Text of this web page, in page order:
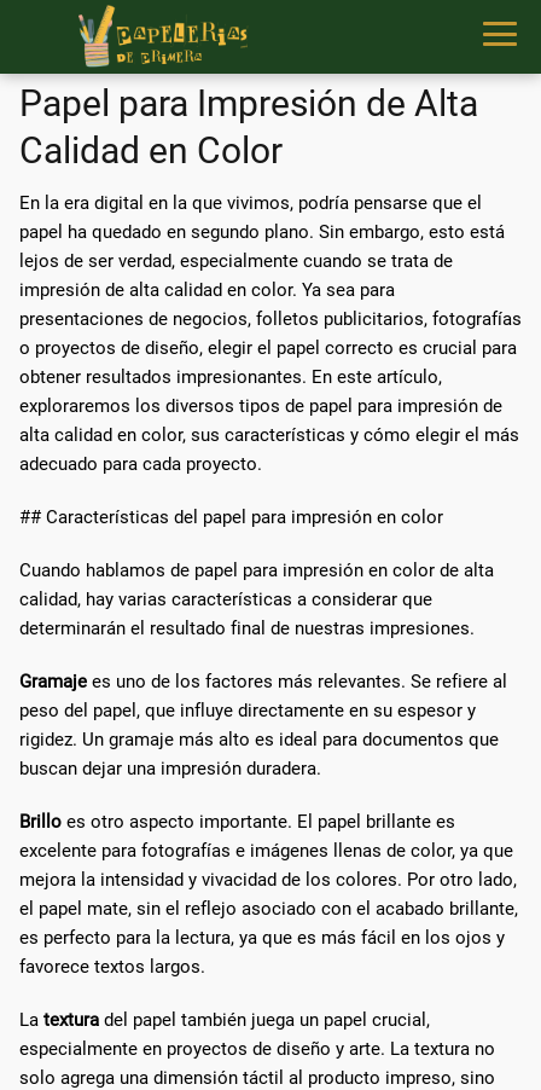
Papel para Impresión de Alta
Calidad en Color
En la era digital en la que vivimos, podría pensarse que el
papel ha quedado en segundo plano. Sin embargo, esto está
lejos de ser verdad, especialmente cuando se trata de
impresión de alta calidad en color. Ya sea para
presentaciones de negocios, folletos publicitarios, fotografías
o proyectos de diseño, elegir el papel correcto es crucial para
obtener resultados impresionantes. En este artículo,
exploraremos los diversos tipos de papel para impresión de
alta calidad en color, sus características y cómo elegir el más
adecuado para cada proyecto.
## Características del papel para impresión en color
Cuando hablamos de papel para impresión en color de alta
calidad, hay varias características a considerar que
determinarán el resultado final de nuestras impresiones.
Gramaje es uno de los factores más relevantes. Se refiere al
peso del papel, que influye directamente en su espesor y
rigidez. Un gramaje más alto es ideal para documentos que
buscan dejar una impresión duradera.
Brillo es otro aspecto importante. El papel brillante es
excelente para fotografías e imágenes llenas de color, ya que
mejora la intensidad y vivacidad de los colores. Por otro lado,
el papel mate, sin el reflejo asociado con el acabado brillante,
es perfecto para la lectura, ya que es más fácil en los ojos y
favorece textos largos.
La textura del papel también juega un papel crucial,
especialmente en proyectos de diseño y arte. La textura no
solo agrega una dimensión táctil al producto impreso, sino